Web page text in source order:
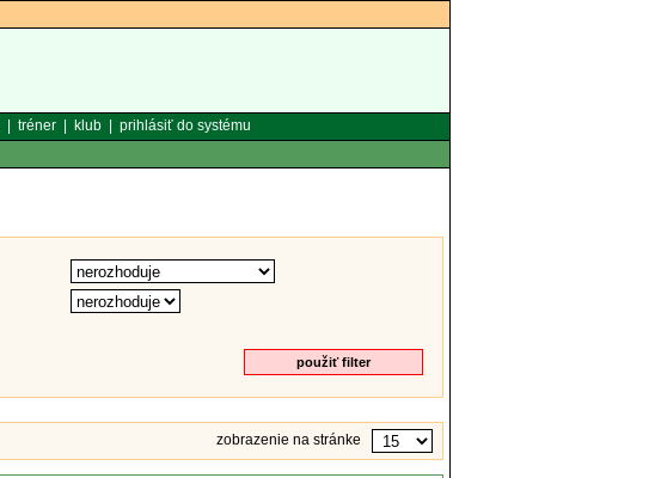
tréner| klub| prihlásiť do systému
zobrazenie na stránke